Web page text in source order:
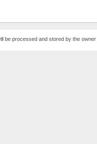
be processed and stored by the